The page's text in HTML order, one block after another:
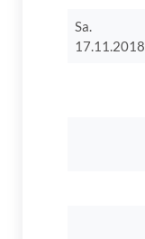
Sa.
17.11.2018